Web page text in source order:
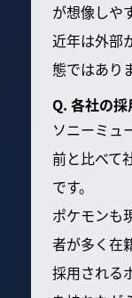
が想像しや
近年は外部
態ではあり
Q. 各社の
ソニーミュ
前と比べて
です。
ポケモンも
者が多く在
採用される